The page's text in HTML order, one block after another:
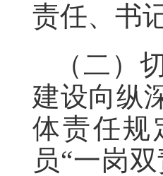
责任、书
（二）
建设向纵
体责任规
员“一岗